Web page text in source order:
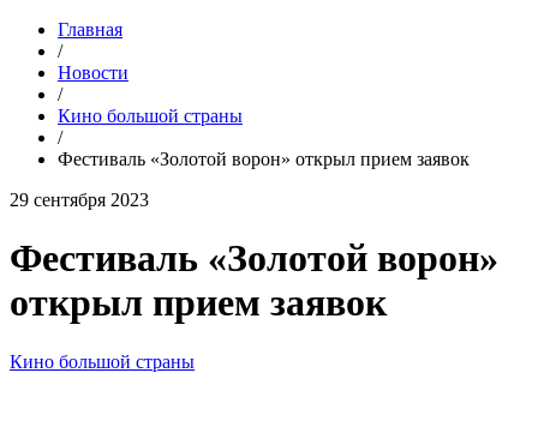
Главная
/
Новости
/
Кино большой страны
/
Фестиваль «Золотой ворон» открыл прием заявок
29 сентября 2023
Фестиваль «Золотой ворон»
открыл прием заявок
Кино большой страны